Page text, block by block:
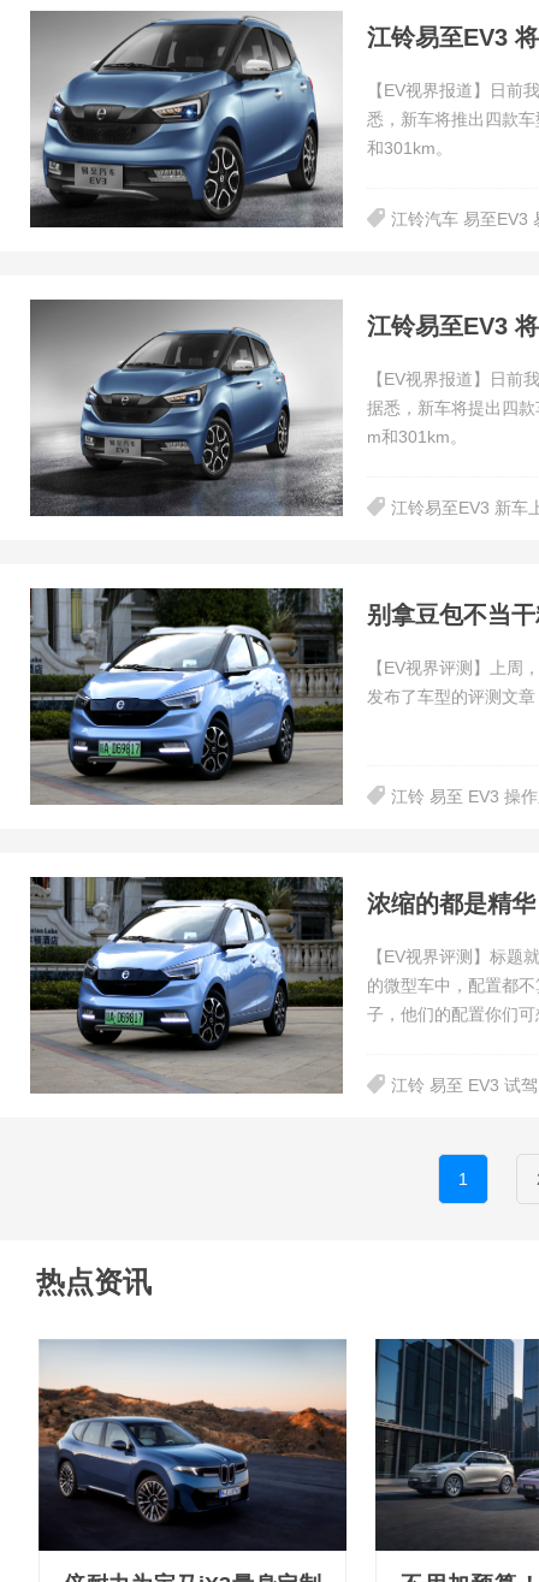
江铃易至EV3
【EV视界报道】日前
悉，新车将推出四款
和301km。
江铃汽车 易至EV3
江铃易至EV3
【EV视界报道】日前
据悉，新车将提出四
m和301km。
江铃易至EV3 新车
别拿豆包不当
【EV视界评测】上周
发布了车型的评测文
江铃 易至 EV3 操
浓缩的都是精
【EV视界评测】标题
的微型车中，配置都
子，他们的配置你们
江铃 易至 EV3 试驾
1
热点资讯